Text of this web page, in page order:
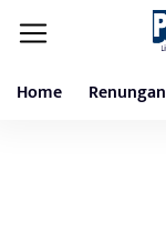
Home Renungan